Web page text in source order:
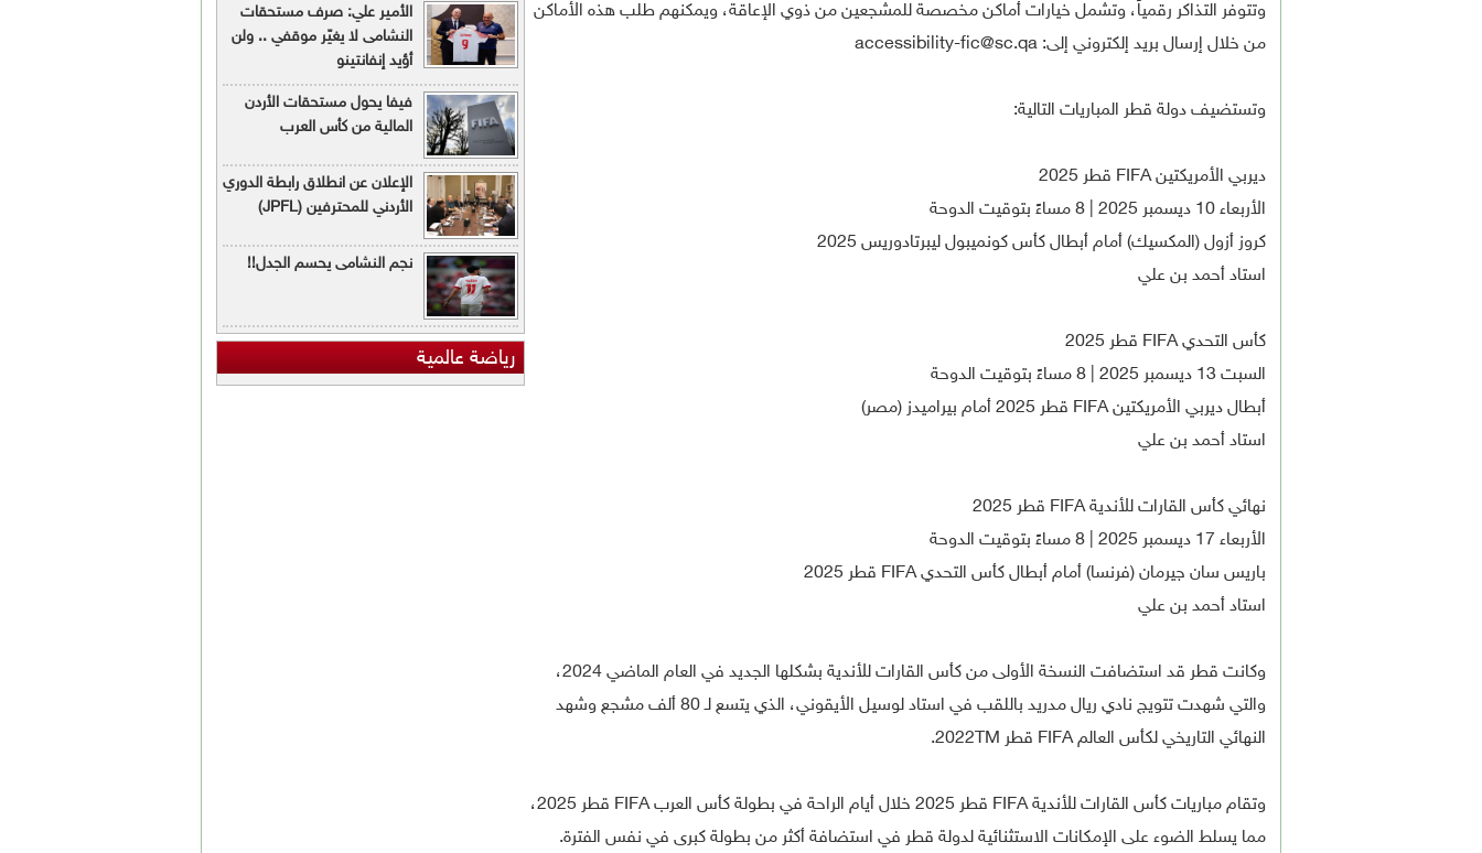
وتتوفر التذاكر رقمياً، وتشمل خيارات أماكن مخصصة للمشجعين من ذوي الإعاقة، ويمكنهم طلب هذه الأماكن
من خلال إرسال بريد إلكتروني إلى: accessibility-fic@sc.qa
وتستضيف دولة قطر المباريات التالية:
ديربي الأمريكتين FIFA قطر 2025
الأربعاء 10 ديسمبر 2025 | 8 مساءً بتوقيت الدوحة
كروز أزول (المكسيك) أمام أبطال كأس كونميبول ليبرتادوريس 2025
استاد أحمد بن علي
كأس التحدي FIFA قطر 2025
السبت 13 ديسمبر 2025 | 8 مساءً بتوقيت الدوحة
أبطال ديربي الأمريكتين FIFA قطر 2025 أمام بيراميدز (مصر)
استاد أحمد بن علي
نهائي كأس القارات للأندية FIFA قطر 2025
الأربعاء 17 ديسمبر 2025 | 8 مساءً بتوقيت الدوحة
باريس سان جيرمان (فرنسا) أمام أبطال كأس التحدي FIFA قطر 2025
استاد أحمد بن علي
وكانت قطر قد استضافت النسخة الأولى من كأس القارات للأندية بشكلها الجديد في العام الماضي 2024،
والتي شهدت تتويج نادي ريال مدريد باللقب في استاد لوسيل الأيقوني، الذي يتسع لـ 80 ألف مشجع وشهد
النهائي التاريخي لكأس العالم FIFA قطر 2022TM.
وتقام مباريات كأس القارات للأندية FIFA قطر 2025 خلال أيام الراحة في بطولة كأس العرب FIFA قطر 2025،
مما يسلط الضوء على الإمكانات الاستثنائية لدولة قطر في استضافة أكثر من بطولة كبرى في نفس الفترة.
الأمير علي: صرف مستحقات
النشامى لا يغيّر موقفي .. ولن
أؤيد إنفانتينو
فيفا يحول مستحقات الأردن
المالية من كأس العرب
الإعلان عن انطلاق رابطة الدوري
الأردني للمحترفين (JPFL)
نجم النشامى يحسم الجدل!!
رياضة عالمية